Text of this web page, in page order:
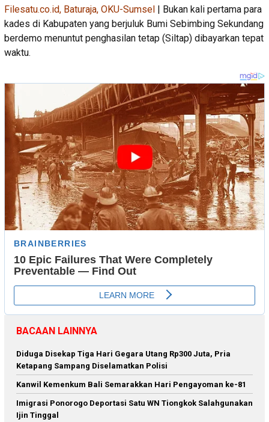
Filesatu.co.id, Baturaja, OKU-Sumsel
| Bukan kali pertama para
kades di Kabupaten yang berjuluk Bumi Sebimbing Sekundang
berdemo menuntut penghasilan tetap (Siltap) dibayarkan tepat
waktu.
BACAAN LAINNYA
Diduga Disekap Tiga Hari Gegara Utang Rp300 Juta, Pria
Ketapang Sampang Diselamatkan Polisi
Kanwil Kemenkum Bali Semarakkan Hari Pengayoman ke-81
Imigrasi Ponorogo Deportasi Satu WN Tiongkok Salahgunakan
Ijin Tinggal